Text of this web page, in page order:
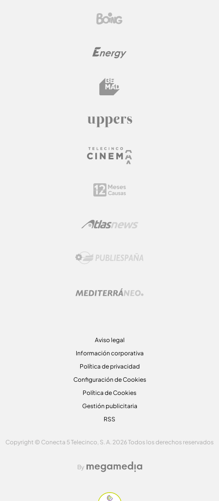
Aviso legal
Información corporativa
Política de privacidad
Configuración de Cookies
Política de Cookies
Gestión publicitaria
RSS
Copyright © Conecta 5 Telecinco, S. A. 2026 Todos los derechos reservados
By